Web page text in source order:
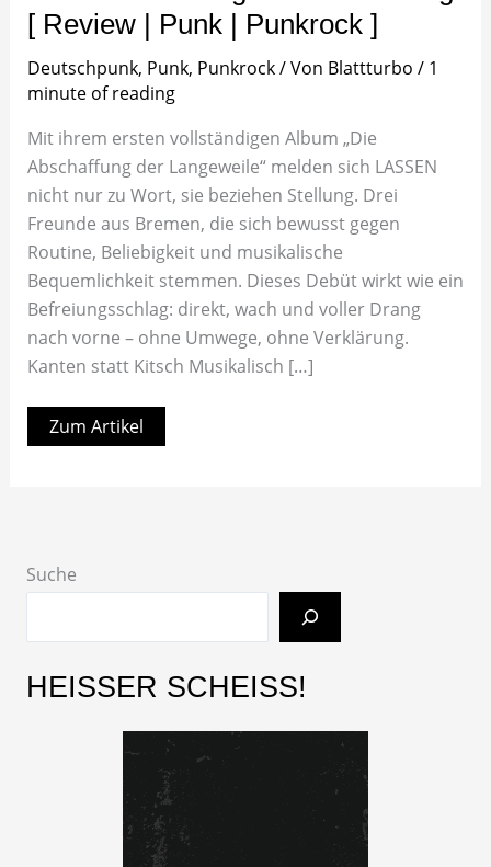
[ Review | Punk | Punkrock ]
Deutschpunk, Punk, Punkrock/ Von Blattturbo / 1
minute of reading
Mit ihrem ersten vollständigen Album „Die
Abschaffung der Langeweile“ melden sich LASSEN
nicht nur zu Wort, sie beziehen Stellung. Drei
Freunde aus Bremen, die sich bewusst gegen
Routine, Beliebigkeit und musikalische
Bequemlichkeit stemmen. Dieses Debüt wirkt wie ein
Befreiungsschlag: direkt, wach und voller Drang
nach vorne – ohne Umwege, ohne Verklärung.
Kanten statt Kitsch Musikalisch […]
Zum Artikel
Suche
HEISSER SCHEISS!